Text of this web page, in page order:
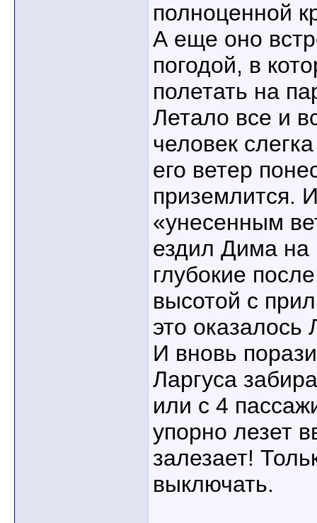
полноценной
А еще оно
погодой, в
полетать на
Летало все и
человек
его ветер
приземлится.
«унесенным
ездил Дима на
глубокие
высотой с
это оказалось
И вновь
Ларгуса
или с 4
упорно лезет
залезает!
выключать.